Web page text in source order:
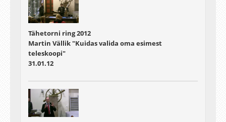
Tähetorni ring 2012
Martin Vällik "Kuidas valida oma esimest
teleskoopi"
31.01.12